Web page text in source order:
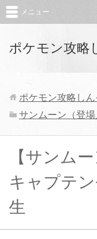
ポケモン攻略
メニュー
ポケモン攻略しん
サンムーン（登場
【サンム
キャプテ
生